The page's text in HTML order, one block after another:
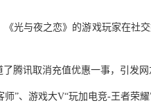
《光与夜之恋》的游戏玩家在社
腾讯取消充值优惠一事，引发
师”、游戏大V“玩加电竞-王者荣